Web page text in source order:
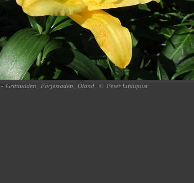
- Granudden, Färjestaden, Öland © Peter Lindquist